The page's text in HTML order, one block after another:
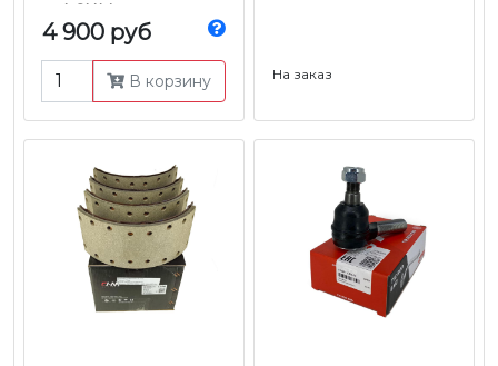
гг. | CHM
4 900 руб
В корзину На заказ